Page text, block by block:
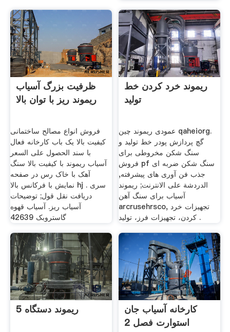
ظرفیت بزرگ آسیاب
ریموند ریز با توان بالا
فروش انواع مصالح ساختمانی
کیفیت بالا یک باب کارخانه فعال
با سند الحصول على السعر
آسیاب ریموند با کیفیت بالا سنگ
آهک با خاک رس در صفحه
نمایش با فرکانس بالا hj سری .
دریافت نقل قول; توضیحات
آسیاب ریز. آسیاب قهوه
گاستروبک 42639
ریموند خرد کردن خط
تولید
عمودی ریموند چین qaheiorg.
گچ پردازش پودر خط تولید و
سنگ شکن مخروطی برای
فروش pf سنگ شکن ضربه ای
جذب فن آوری های پیشرفته,
الدردشة على الانترنت; ریموند
آسیاب برای سنگ آهن
arcrusehrsco, تجهیزات خرد
کردن، تجهیزات فرز، تولید .
ریموند دستگاه 5
کارخانه آسیاب جان
استوارت فصل 2